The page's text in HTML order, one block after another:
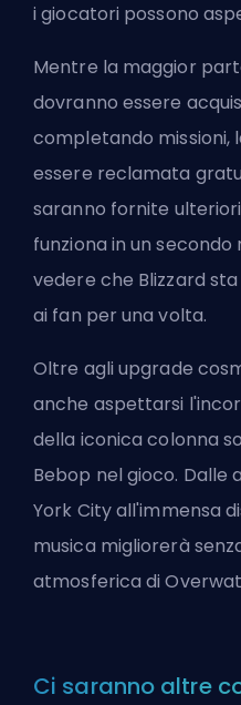
i giocatori possono
Mentre la maggior
dovranno essere
completando missioni,
essere reclamata
saranno fornite
funziona in un
vedere che Blizzard
ai fan per una volta.
Oltre agli upgrade
anche aspettarsi
della iconica colonna
Bebop nel gioco. Dalle
York City all'immensa
musica migliorerà
atmosferica di
Ci saranno altre